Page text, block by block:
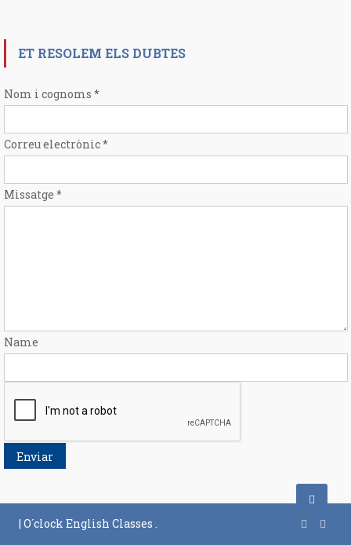
ET RESOLEM ELS DUBTES
Nom i cognoms *
Correu electrònic*
Missatge *
Name
Enviar
|O´clock English Classes.